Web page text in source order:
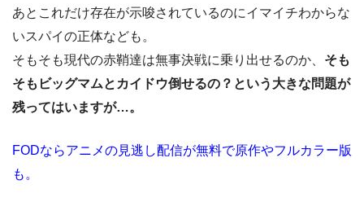
あとこれだけ存在が示唆されているのにイマイチわからな
いスパイの正体なども。
そもそも現代の赤鞘達は無事決戦に乗り出せるのか、 そも
そもビッグマムとカイドウ倒せるの？という大きな問題が
残ってはいますが…。
FODならアニメの見逃し配信が無料で原作やフルカラー版
も。